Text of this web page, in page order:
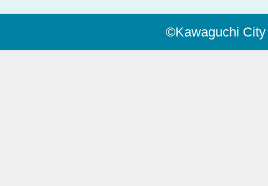
©Kawaguchi City